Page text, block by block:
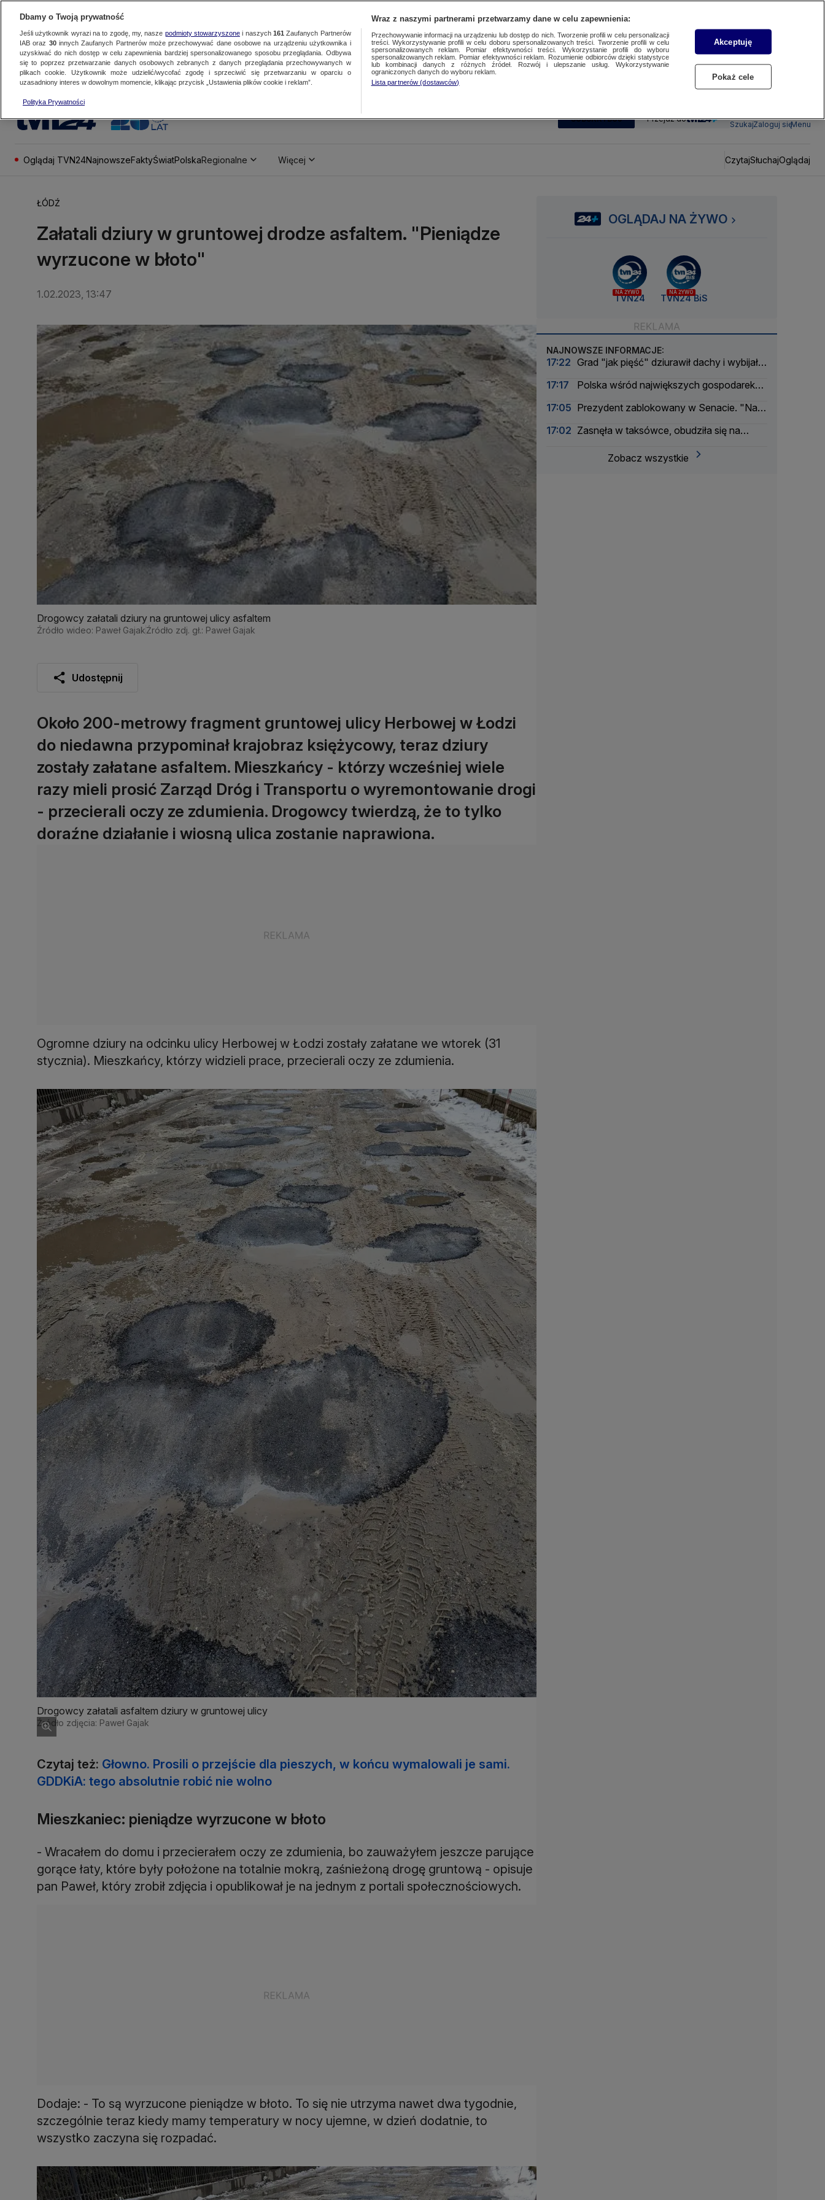
SUBSKRYBUJ Przejdź do
SzukajZaloguj sięMenu
Oglądaj TVN24NajnowszeFaktyŚwiatPolskaRegionalne Więcej CzytajSłuchajOglądaj
ŁÓDŹ
Załatali dziury w gruntowej drodze asfaltem. "Pieniądze
wyrzucone w błoto"
1.02.2023, 13:47
Drogowcy załatali dziury na gruntowej ulicy asfaltem
Źródło wideo: Paweł GajakŹródło zdj. gł.: Paweł Gajak
Udostępnij
Około 200-metrowy fragment gruntowej ulicy Herbowej w Łodzi
do niedawna przypominał krajobraz księżycowy, teraz dziury
zostały załatane asfaltem. Mieszkańcy - którzy wcześniej wiele
razy mieli prosić Zarząd Dróg i Transportu o wyremontowanie drogi
- przecierali oczy ze zdumienia. Drogowcy twierdzą, że to tylko
doraźne działanie i wiosną ulica zostanie naprawiona.
Ogromne dziury na odcinku ulicy Herbowej w Łodzi zostały załatane we wtorek (31
stycznia). Mieszkańcy, którzy widzieli prace, przecierali oczy ze zdumienia.
Drogowcy załatali asfaltem dziury w gruntowej ulicy
Źródło zdjęcia: Paweł Gajak
Czytaj też: Głowno. Prosili o przejście dla pieszych, w końcu wymalowali je sami.
GDDKiA: tego absolutnie robić nie wolno
Mieszkaniec: pieniądze wyrzucone w błoto
- Wracałem do domu i przecierałem oczy ze zdumienia, bo zauważyłem jeszcze parujące
gorące łaty, które były położone na totalnie mokrą, zaśnieżoną drogę gruntową - opisuje
pan Paweł, który zrobił zdjęcia i opublikował je na jednym z portali społecznościowych.
Dodaje: - To są wyrzucone pieniądze w błoto. To się nie utrzyma nawet dwa tygodnie,
szczególnie teraz kiedy mamy temperatury w nocy ujemne, w dzień dodatnie, to
wszystko zaczyna się rozpadać.
OGLĄDAJ NA ŻYWO
NA ŻYWO
TVN24
NA ŻYWO
TVN24 BiS
NAJNOWSZE INFORMACJE:
17:22 Grad "jak pięść" dziurawił dachy i wybijał
17:17
Polska wśród największych gospodarek
17:05 Prezydent zablokowany w Senacie. "Na
17:02 Zasnęła w taksówce, obudziła się na
Zobacz wszystkie
Dbamy o Twoją prywatność
Jeśli użytkownik wyrazi na to zgodę, my, nasze podmioty stowarzyszonei naszych 161 Zaufanych Partnerów
IAB oraz 30innych Zaufanych Partnerów może przechowywać dane osobowe na urządzeniu użytkownika i
uzyskiwać do nich dostęp w celu zapewnienia bardziej spersonalizowanego sposobu przeglądania. Odbywa
się to poprzez przetwarzanie danych osobowych zebranych z danych przeglądania przechowywanych w
plikach cookie. Użytkownik może udzielić/wycofać zgodę i sprzeciwić się przetwarzaniu w oparciu o
uzasadniony interes w dowolnym momencie, klikając przycisk „Ustawienia plików cookie i reklam”.
Polityka Prywatności
Wraz z naszymi partnerami przetwarzamy dane w celu zapewnienia:
Przechowywanie informacji na urządzeniu lub dostęp do nich. Tworzenie profili w celu personalizacji
treści. Wykorzystywanie profili w celu doboru spersonalizowanych treści. Tworzenie profili w celu
spersonalizowanych reklam. Pomiar efektywności treści. Wykorzystanie profili do wyboru
spersonalizowanych reklam. Pomiar efektywności reklam. Rozumienie odbiorców dzięki statystyce
lub kombinacji danych z różnych źródeł. Rozwój i ulepszanie usług. Wykorzystywanie
ograniczonych danych do wyboru reklam.
Lista partnerów (dostawców)
Akceptuję
Pokaż cele